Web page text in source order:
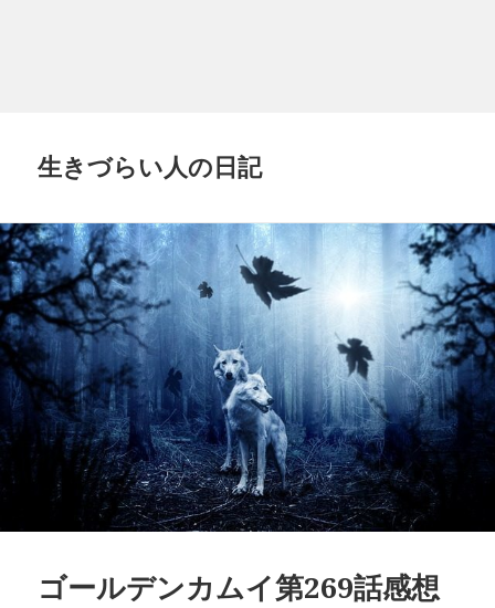
生きづらい人の日記
ゴールデンカムイ第269話感想